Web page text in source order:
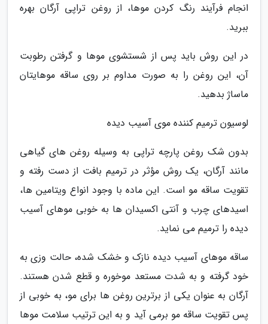
انجام فرآیند رنگ کردن موها، از روغن تراپی آرگان بهره
ببرید.
در این روش باید پس از شستشوی موها و گرفتن رطوبت
آن، این روغن را به صورت مداوم بر روی ساقه موهایتان
ماساژ بدهید.
لوسیون ترمیم کننده موی آسیب دیده
بدون شک روغن پارچه تراپی به وسیله روغن های گیاهی
مانند آرگان، یک روش مؤثر در ترمیم بافت از دست رفته و
تقویت ساقه مو است. این ماده با وجود انواع ویتامین ها،
اسیدهای چرب و آنتی اکسیدان ها به خوبی موهای آسیب
دیده را ترمیم می نماید.
ساقه موهای آسیب دیده نازک و خشک شده، حالت وزی به
خود گرفته و به شدت مستعد موخوره و قطع شدن هستند.
آرگان به عنوان یکی از برترین روغن ها برای مو، به خوبی از
پس تقویت ساقه مو برمی آید و به این ترتیب سلامت موها